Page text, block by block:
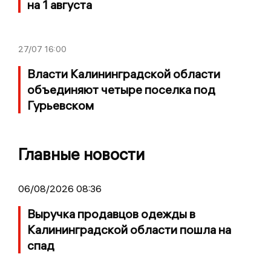
на 1 августа
27/07 16:00
Власти Калининградской области
объединяют четыре поселка под
Гурьевском
Главные новости
06/08/2026 08:36
Выручка продавцов одежды в
Калининградской области пошла на
спад